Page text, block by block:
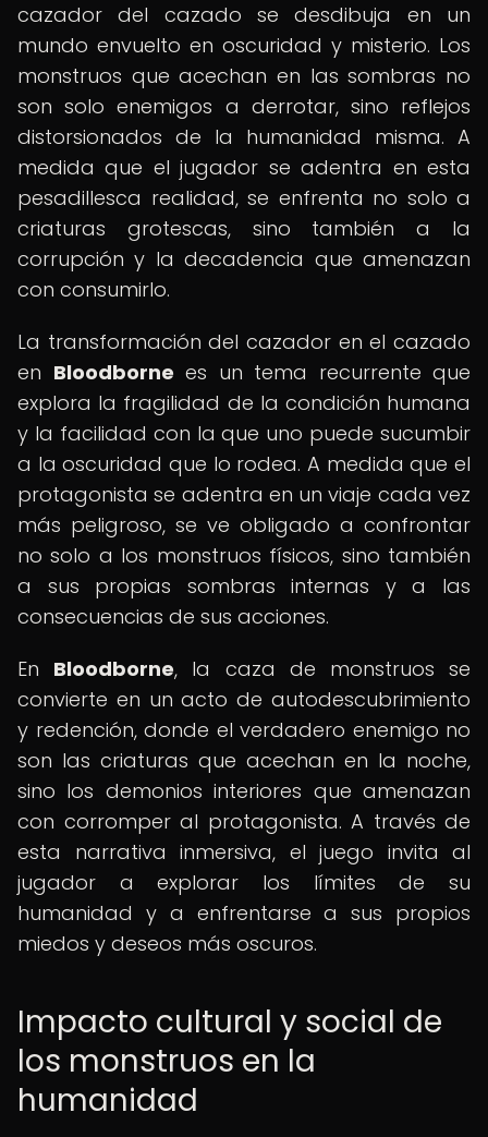
cazador del cazado se desdibuja en un
mundo envuelto en oscuridad y misterio. Los
monstruos que acechan en las sombras no
son solo enemigos a derrotar, sino reflejos
distorsionados de la humanidad misma. A
medida que el jugador se adentra en esta
pesadillesca realidad, se enfrenta no solo a
criaturas grotescas, sino también a la
corrupción y la decadencia que amenazan
con consumirlo.
La transformación del cazador en el cazado
en Bloodborne es un tema recurrente que
explora la fragilidad de la condición humana
y la facilidad con la que uno puede sucumbir
a la oscuridad que lo rodea. A medida que el
protagonista se adentra en un viaje cada vez
más peligroso, se ve obligado a confrontar
no solo a los monstruos físicos, sino también
a sus propias sombras internas y a las
consecuencias de sus acciones.
En Bloodborne, la caza de monstruos se
convierte en un acto de autodescubrimiento
y redención, donde el verdadero enemigo no
son las criaturas que acechan en la noche,
sino los demonios interiores que amenazan
con corromper al protagonista. A través de
esta narrativa inmersiva, el juego invita al
jugador a explorar los límites de su
humanidad y a enfrentarse a sus propios
miedos y deseos más oscuros.
Impacto cultural y social de
los monstruos en la
humanidad